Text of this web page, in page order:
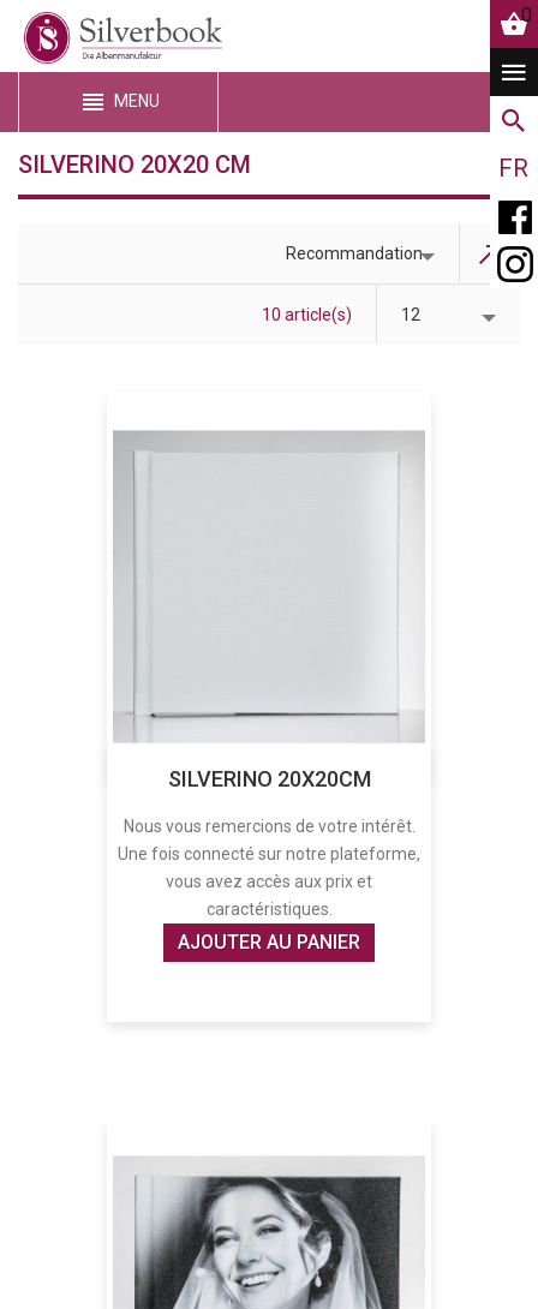
0
FR
MENU
SILVERINO 20X20 CM
Recommandation
10 article(s) 12
SILVERINO 20X20CM
Nous vous remercions de votre intérêt.
Une fois connecté sur notre plateforme,
vous avez accès aux prix et
caractéristiques.
AJOUTER AU PANIER